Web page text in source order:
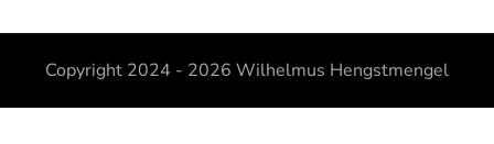
Copyright 2024 - 2026 Wilhelmus Hengstmengel